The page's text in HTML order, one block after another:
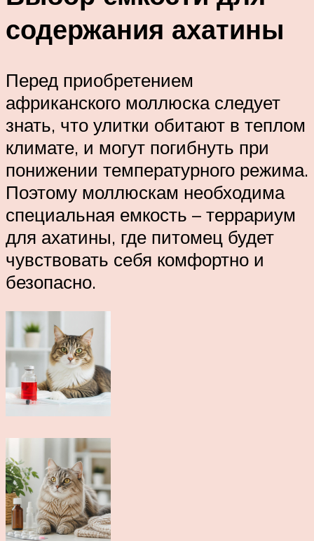
содержания ахатины
Перед приобретением
африканского моллюска следует
знать, что улитки обитают в теплом
климате, и могут погибнуть при
понижении температурного режима.
Поэтому моллюскам необходима
специальная емкость – террариум
для ахатины, где питомец будет
чувствовать себя комфортно и
безопасно.